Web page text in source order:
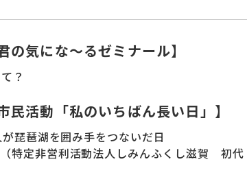
の気にな～るゼミナール】
？
民活動「私のいちばん長い日」】
琵琶湖を囲み手をつないだ日
特定非営利活動法人しみんふくし滋賀 初代